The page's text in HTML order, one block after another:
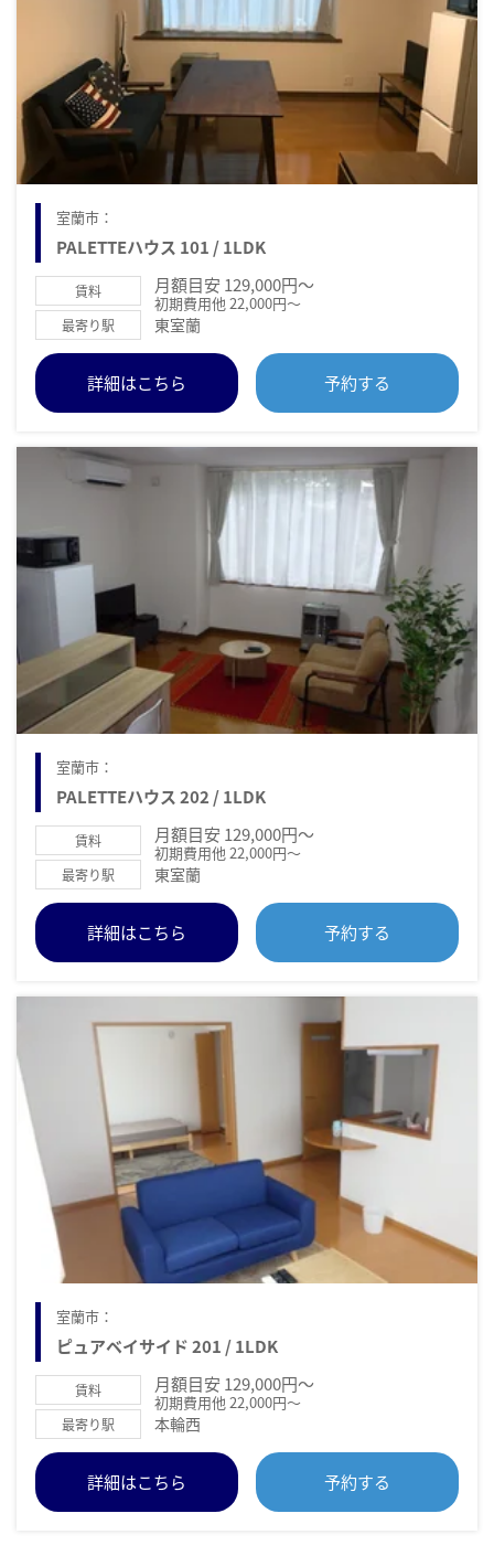
室蘭市：
PALETTEハウス 101 / 1LDK
賃料 月額目安 129,000円～
初期費用他 22,000円～
最寄り駅 東室蘭
詳細はこちら 予約する
室蘭市：
PALETTEハウス 202 / 1LDK
賃料 月額目安 129,000円～
初期費用他 22,000円～
最寄り駅 東室蘭
詳細はこちら 予約する
室蘭市：
ピュアベイサイド 201 / 1LDK
賃料 月額目安 129,000円～
初期費用他 22,000円～
最寄り駅 本輪西
詳細はこちら 予約する